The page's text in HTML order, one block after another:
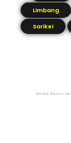
Limbang
Sarikei
Senarai disusun